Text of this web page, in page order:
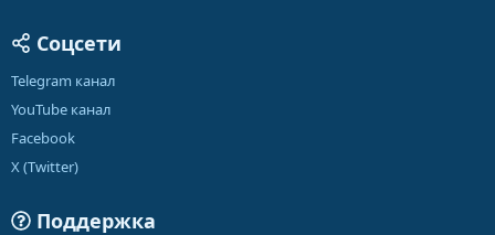
Соцсети
Telegram канал
YouTube канал
Facebook
X (Twitter)
Поддержка